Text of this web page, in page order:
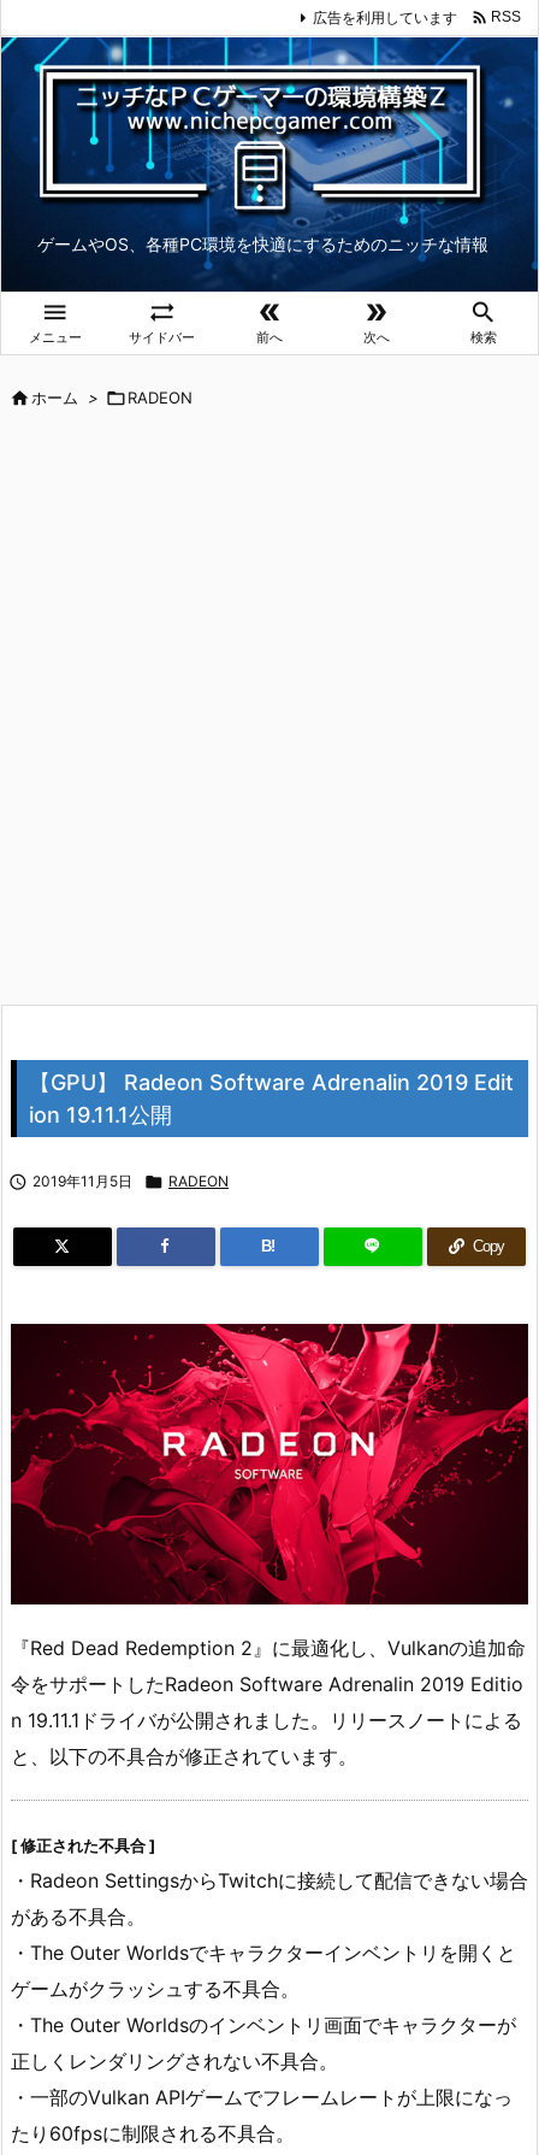
ゲームやOS、各種PC環境を快適にするためのニッチな情報

メニュー

サイドバー

前へ

次へ

検索
広告を利用しています  RSS
ホーム > RADEON
【GPU】 Radeon Software Adrenalin 2019 Edit
ion 19.11.1公開
 2019年11月5日  RADEON
B! Copy
『Red Dead Redemption 2』に最適化し、Vulkanの追加命
令をサポートしたRadeon Software Adrenalin 2019 Editio
n 19.11.1ドライバが公開されました。リリースノートによる
と、以下の不具合が修正されています。
[ 修正された不具合 ]
・Radeon SettingsからTwitchに接続して配信できない場合
がある不具合。
・The Outer Worldsでキャラクターインベントリを開くと
ゲームがクラッシュする不具合。
・The Outer Worldsのインベントリ画面でキャラクターが
正しくレンダリングされない不具合。
・一部のVulkan APIゲームでフレームレートが上限になっ
たり60fpsに制限される不具合。